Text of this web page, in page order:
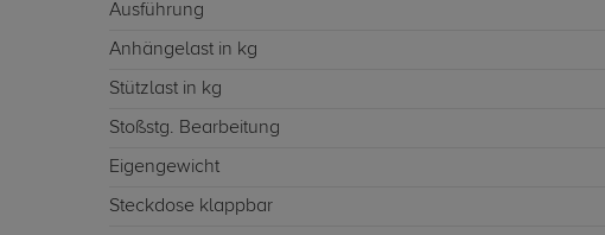
Ausführung
Anhängelast in kg
Stützlast in kg
Stoßstg. Bearbeitung
Eigengewicht
Steckdose klappbar